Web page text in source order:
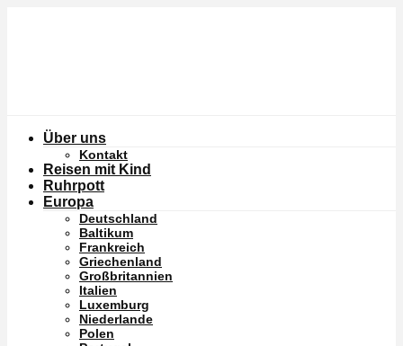
Über uns
Kontakt
Reisen mit Kind
Ruhrpott
Europa
Deutschland
Baltikum
Frankreich
Griechenland
Großbritannien
Italien
Luxemburg
Niederlande
Polen